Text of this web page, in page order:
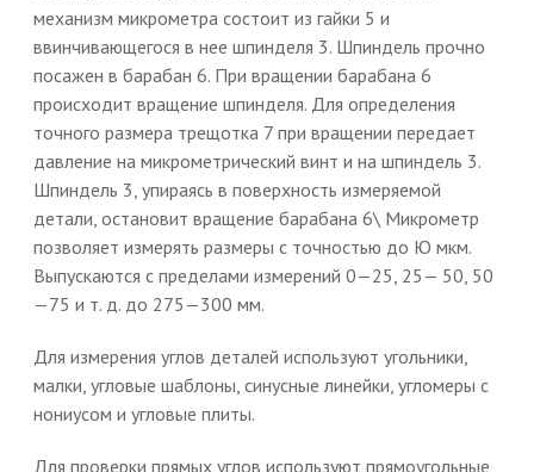
механизм микрометра состоит из гайки 5 и
ввинчивающегося в нее шпинделя 3. Шпиндель прочно
посажен в барабан 6. При вращении барабана 6
происходит вращение шпинделя. Для определения
точного размера трещотка 7 при вращении передает
давление на микрометрический винт и на шпиндель 3.
Шпиндель 3, упираясь в поверхность измеряемой
детали, остановит вращение барабана 6\ Микрометр
позволяет измерять размеры с точностью до Ю мкм.
Выпускаются с пределами измерений 0—25, 25— 50, 50
—75 и т. д. до 275—300 мм.
Для измерения углов деталей используют угольники,
малки, угловые шаблоны, синусные линейки, угломеры с
нониусом и угловые плиты.
Для проверки прямых углов используют прямоугольные